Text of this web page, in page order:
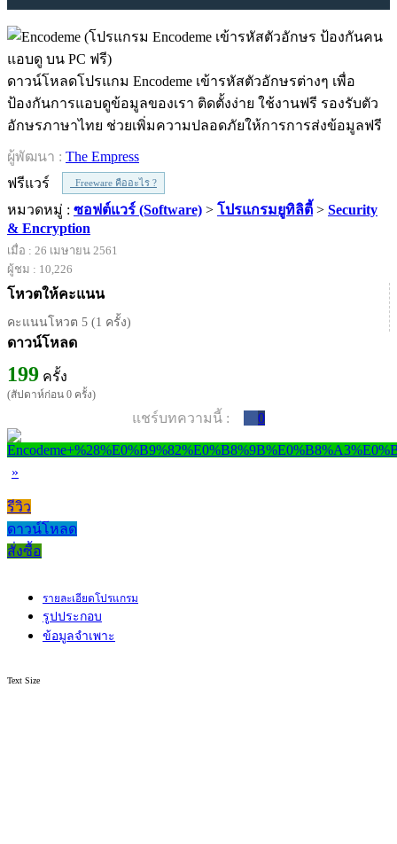
ดาวน์โหลดโปรแกม Encodeme เข้ารหัสตัวอักษรต่างๆ เพื่อ
ป้องกันการแอบดูข้อมูลของเรา ติดตั้งง่าย ใช้งานฟรี รองรับตัว
อักษรภาษาไทย ช่วยเพิ่มความปลอดภัยให้การการส่งข้อมูลฟรี
ผู้พัฒนา : The Empress
ฟรีแวร์
Freeware คืออะไร ?
หมวดหมู่ : ซอฟต์แวร์ (Software) > โปรแกรมยูทิลิตี้ > Security
& Encryption
เมื่อ : 26 เมษายน 2561
ผู้ชม : 10,226
โหวตให้คะแนน
คะแนนโหวต 5 (1 ครั้ง)
ดาวน์โหลด
199 ครั้ง
(สัปดาห์ก่อน 0 ครั้ง)
แชร์บทความนี้ : 0
»
รีวิว
ดาวน์โหลด
สั่งซื้อ
รายละเอียดโปรแกรม
รูปประกอบ
ข้อมูลจำเพาะ
Text Size